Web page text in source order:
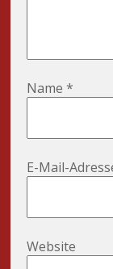
Name*
E-Mail-
Website